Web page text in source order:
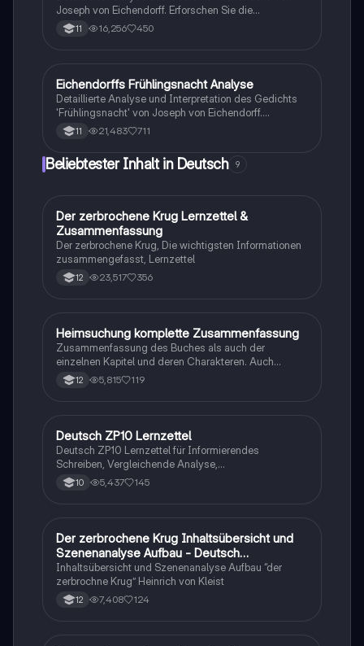
Joseph von Eichendorff. Erforschen Sie die
romantischen Elemente, das Metrum, die stilistischen
Mittel und deren Funktionen. Ideal für die Vorbereitung
lyrischen Ichs.
11 16,256 450
Deutsch
Eichendorffs Frühlingsnacht Analyse
Detaillierte Analyse und Interpretation des Gedichts
'Frühlingsnacht' von Joseph von Eichendorff.
Erforschen Sie die romantischen Motive, die Struktur
und die emotionalen Nuancen des lyrischen Ichs in
tiefere Einblicke in die romantische Dichtung.
11 21,483 711
Beliebtester Inhalt in Deutsch 9
Deutsch
Der zerbrochene Krug Lernzettel &
Zusammenfassung
Der zerbrochene Krug, Die wichtigsten Informationen
zusammengefasst, Lernzettel
12 23,517 356
Deutsch
Heimsuchung komplette Zusammenfassung
Zusammenfassung des Buches als auch der
einzelnen Kapitel und deren Charakteren. Auch
tabellarisch. Im Unterricht ohne KI erstellt
12 5,815 119
Deutsch
Deutsch ZP10 Lernzettel
Deutsch ZP10 Lernzettel für Informierendes
Schreiben, Vergleichende Analyse,
Sachtexte/Roman/Gedicht..
10 5,437 145
Deutsch
Der zerbrochene Krug Inhaltsübersicht und
Szenenanalyse Aufbau - Deutsch
Q1/Q2/Abitur
Inhaltsübersicht und Szenenanalyse Aufbau “der
zerbrochne Krug” Heinrich von Kleist
12 7,408 124